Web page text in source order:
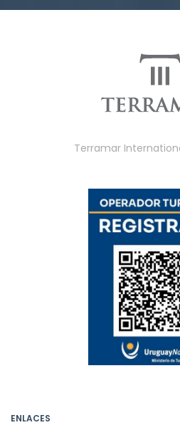
Terramar
ENLACES